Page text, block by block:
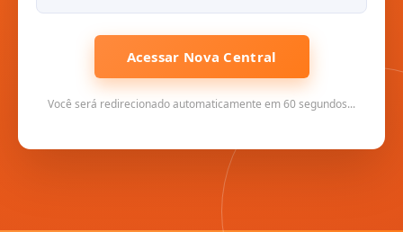
Acessar Nova Central
Você será redirecionado automaticamente em 60 segundos...